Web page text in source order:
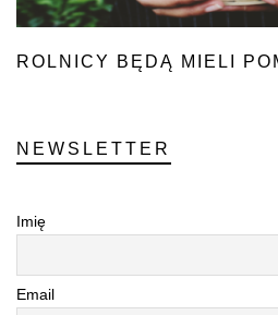
ROLNICY BĘDĄ MIELI
NEWSLETTER
Imię
Email